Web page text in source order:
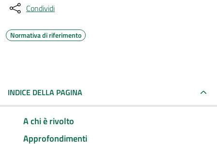
Condividi
Normativa di riferimento
INDICE DELLA PAGINA
A chi è rivolto
Approfondimenti